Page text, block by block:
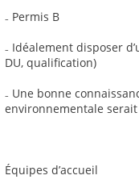
₋ Permis B
₋ Idéalement disposer
DU, qualification)
₋ Une bonne
environnementale
Équipes d’accueil